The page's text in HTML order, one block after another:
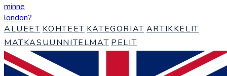
minne
london?
ALUEET KOHTEET KATEGORIAT ARTIKKELIT
MATKASUUNNITELMAT PELIT